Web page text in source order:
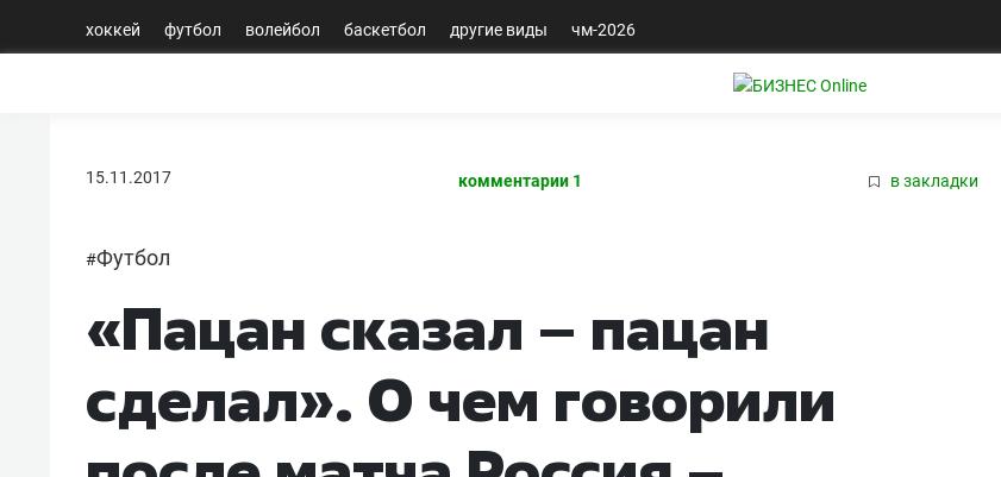
хоккей футбол волейбол баскетбол другие виды чм-2026
15.11.2017 комментарии 1 в закладки
#Футбол
«Пацан сказал – пацан
сделал». О чем говорили